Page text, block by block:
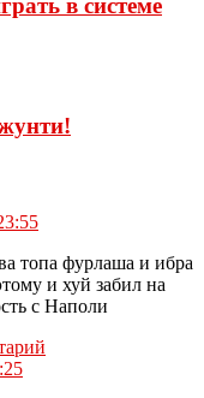
в системе
топа фурлаша и ибра
и хуй забил на
с Наполи